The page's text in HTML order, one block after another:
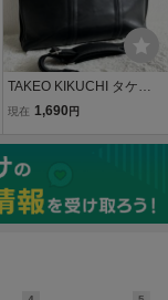
TAKEO KIKUCHI タケオ
キクチ ビジネスバッグ ブ
ー 牛革 ブラック 黒 通
勤 ノートpc A4 ショル
ダーバッグ 1スタ
現在 1,690 円